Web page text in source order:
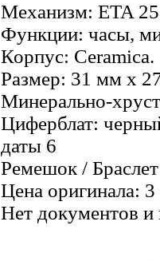
Механизм: ETA
Функции: часы,
Корпус: Ceramica.
Размер: 31 мм х
Минерально-
Циферблат:
даты 6
Ремешок /
Цена оригинала:
Нет документов и